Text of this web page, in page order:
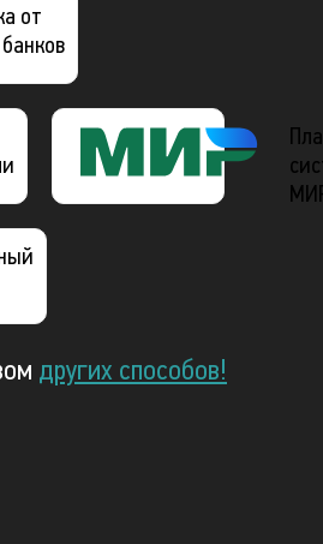
от
других способов!